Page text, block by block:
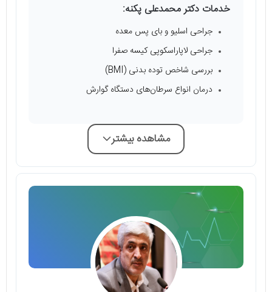
خدمات دکتر محمدعلی پکنه:
جراحی اسلیو و بای پس معده
جراحی لاپاراسکوپی کیسه صفرا
بررسی شاخص توده بدنی (BMI)
درمان انواع سرطان‌های دستگاه گوارش
مشاهده بیشتر